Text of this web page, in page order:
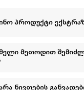
პროდუქტი
მეთოდით
ნივთების